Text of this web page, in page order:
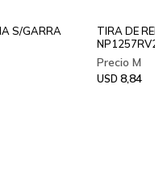
S/GARRA
TIRA DE
USD 8,84